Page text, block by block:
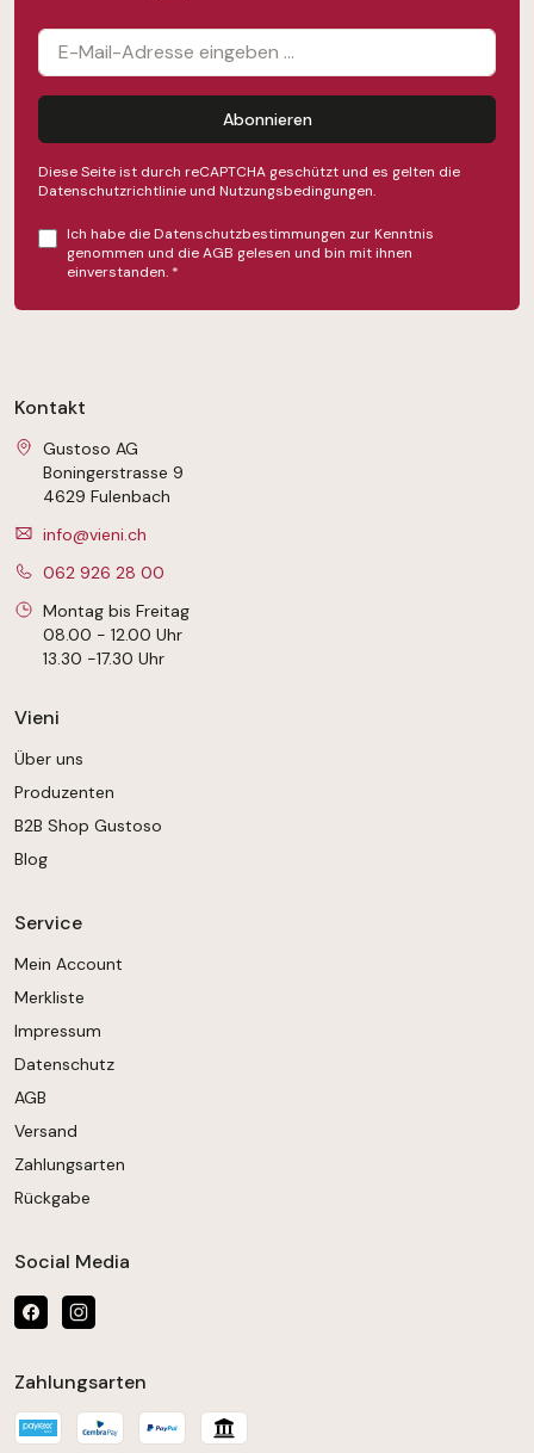
Abonnieren
Diese Seite ist durch reCAPTCHA geschützt und es gelten die
Datenschutzrichtlinieund Nutzungsbedingungen.
Ich habe dieDatenschutzbestimmungen zur Kenntnis
genommen und dieAGB gelesen und bin mit ihnen
einverstanden. *
Kontakt
Gustoso AG
Boningerstrasse 9
4629 Fulenbach
info@vieni.ch
062 926 28 00
Montag bis Freitag
08.00 - 12.00 Uhr
13.30 -17.30 Uhr
Vieni
Über uns
Produzenten
B2B Shop Gustoso
Blog
Service
Mein Account
Merkliste
Impressum
Datenschutz
AGB
Versand
Zahlungsarten
Rückgabe
Social Media
Zahlungsarten